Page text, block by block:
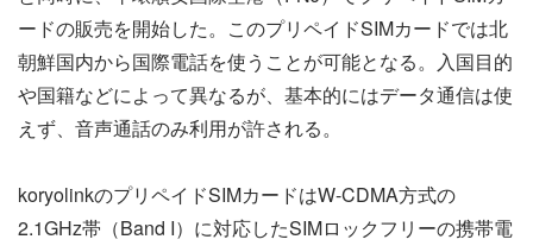
ードの販売を開始した。このプリペイドSIMカードでは北
朝鮮国内から国際電話を使うことが可能となる。入国目的
や国籍などによって異なるが、基本的にはデータ通信は使
えず、音声通話のみ利用が許される。
koryolinkのプリペイドSIMカードはW-CDMA方式の
2.1GHz帯（Band I）に対応したSIMロックフリーの携帯電